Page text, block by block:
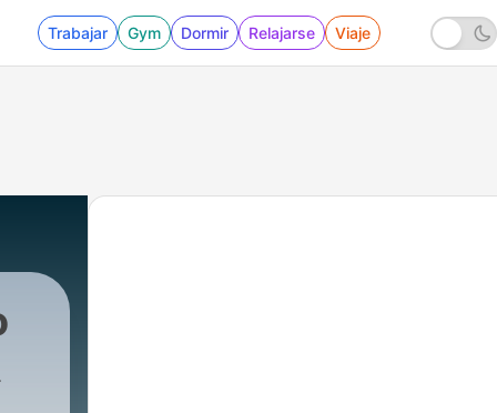
Trabajar Gym Dormir Relajarse Viaje